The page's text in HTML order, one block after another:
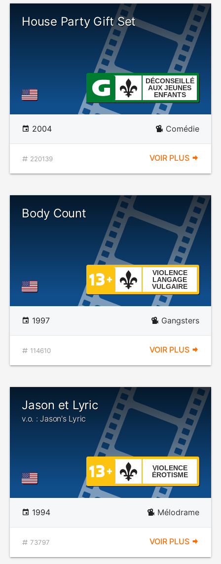
House Party Gift Set
DÉCONSEILLÉ
AUX JEUNES
ENFANTS
2004 Comédie
220139 VOIR PLUS
Body Count
VIOLENCE
LANGAGE
VULGAIRE
1997 Gangsters
114610 VOIR PLUS
Jason et Lyric
v.o. : Jason's Lyric
VIOLENCE
ÉROTISME
1994 Mélodrame
73797 VOIR PLUS